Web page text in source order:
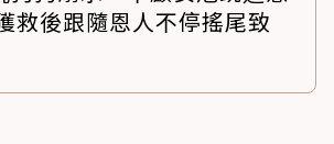
救後跟隨恩人不停搖尾致